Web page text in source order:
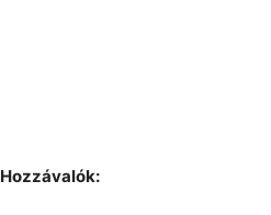
Hozzávalók: